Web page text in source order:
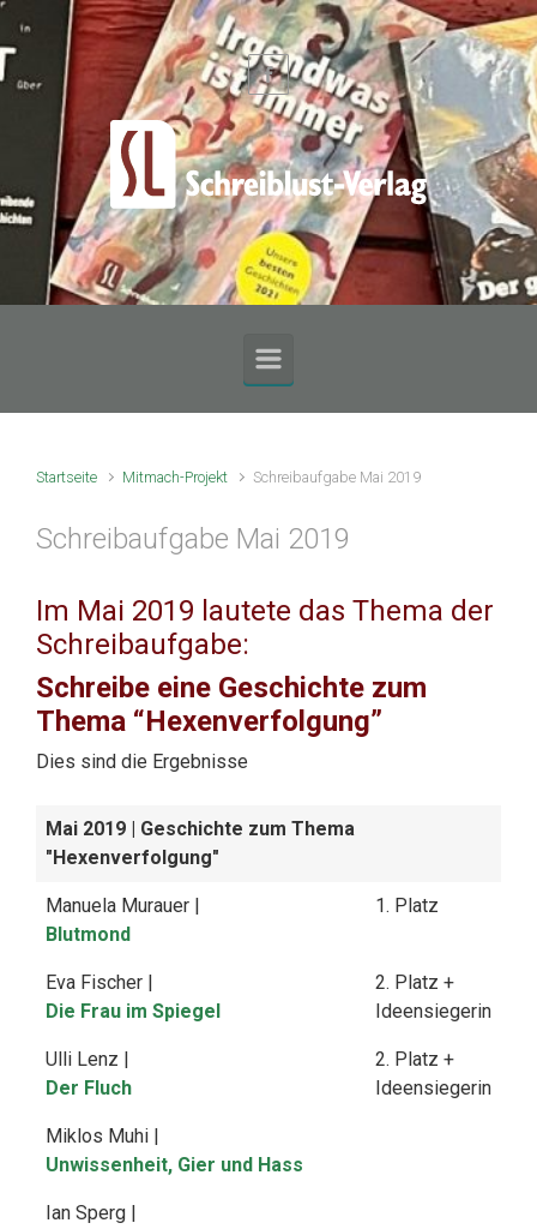
Zum Hauptinhalt springen
Startseite Mitmach-Projekt Schreibaufgabe Mai 2019
Schreibaufgabe Mai 2019
Im Mai 2019 lautete das Thema der
Schreibaufgabe:
Schreibe eine Geschichte zum
Thema “Hexenverfolgung”
Dies sind die Ergebnisse
Mai 2019 | Geschichte zum Thema
"Hexenverfolgung"
Manuela Murauer |
Blutmond
1. Platz
Eva Fischer |
Die Frau im Spiegel
2. Platz +
Ideensiegerin
Ulli Lenz |
Der Fluch
2. Platz +
Ideensiegerin
Miklos Muhi |
Unwissenheit, Gier und Hass
Ian Sperg |